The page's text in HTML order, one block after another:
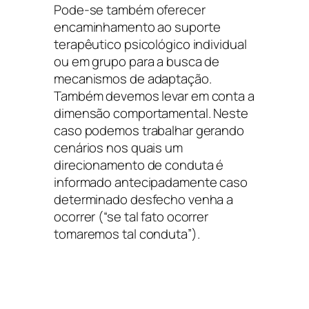
Pode-se também oferecer
encaminhamento ao suporte
terapêutico psicológico individual
ou em grupo para a busca de
mecanismos de adaptação.
Também devemos levar em conta a
dimensão comportamental. Neste
caso podemos trabalhar gerando
cenários nos quais um
direcionamento de conduta é
informado antecipadamente caso
determinado desfecho venha a
ocorrer (“se tal fato ocorrer
tomaremos tal conduta”).